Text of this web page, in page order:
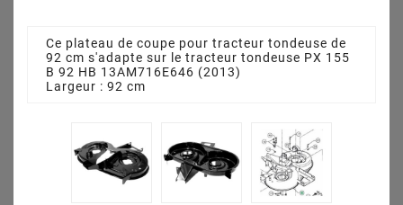
Ce plateau de coupe pour tracteur tondeuse de
92 cm s'adapte sur le tracteur tondeuse PX 155
B 92 HB 13AM716E646 (2013)
Largeur : 92 cm